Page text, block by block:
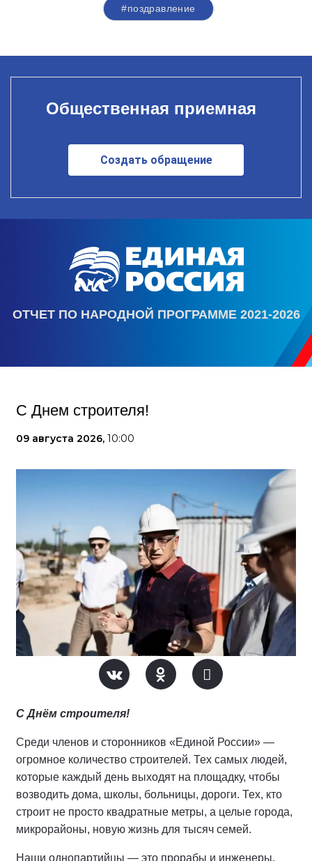
#поздравление
Общественная приемная
Создать обращение
ОТЧЕТ ПО НАРОДНОЙ ПРОГРАММЕ 2021-2026
С Днем строителя!
09 августа 2026, 10:00
С Днём строителя!
Среди членов и сторонников «Единой России» —
огромное количество строителей. Тех самых людей,
которые каждый день выходят на площадку, чтобы
возводить дома, школы, больницы, дороги. Тех, кто
строит не просто квадратные метры, а целые города,
микрорайоны, новую жизнь для тысяч семей.
Наши однопартийцы — это прорабы и инженеры,